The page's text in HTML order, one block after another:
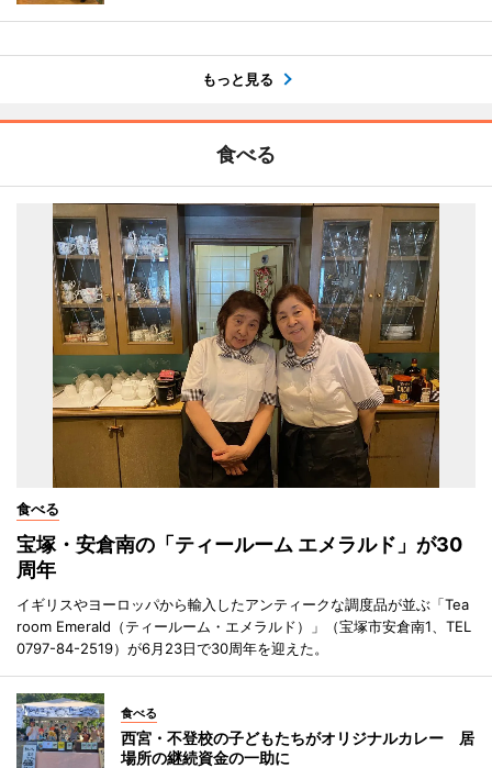
もっと見る
食べる
食べる
宝塚・安倉南の「ティールーム エメラルド」が30
周年
イギリスやヨーロッパから輸入したアンティークな調度品が並ぶ「Tea
room Emerald（ティールーム・エメラルド）」（宝塚市安倉南1、TEL
0797-84-2519）が6月23日で30周年を迎えた。
食べる
西宮・不登校の子どもたちがオリジナルカレー 居
場所の継続資金の一助に